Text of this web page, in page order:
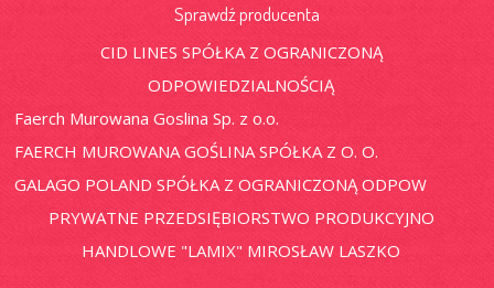
Sprawdź producenta
CID LINES SPÓŁKA Z OGRANICZONĄ
ODPOWIEDZIALNOŚCIĄ
Faerch Murowana Goslina Sp. z o.o.
FAERCH MUROWANA GOŚLINA SPÓŁKA Z O. O.
GALAGO POLAND SPÓŁKA Z OGRANICZONĄ ODPOW
PRYWATNE PRZEDSIĘBIORSTWO PRODUKCYJNO
HANDLOWE "LAMIX" MIROSŁAW LASZKO